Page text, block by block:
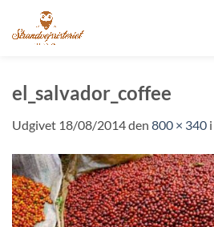
indhold
el_salvador_coffee
Udgivet 18/08/2014den 800 × 340 i